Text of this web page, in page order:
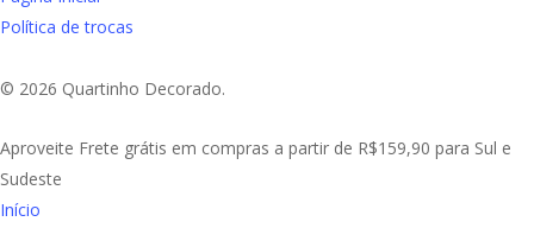
Política de trocas
© 2026 Quartinho Decorado.
Close
Menu
Aproveite Frete grátis em compras a partir de R$159,90 para Sul e
Sudeste
Início